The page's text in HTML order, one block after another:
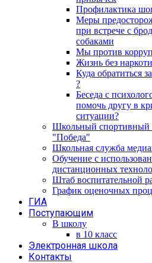
Профилактика
Меры
при встрече с
собаками
Мы против
Жизнь без
Куда обратиться
?
Беседа с
помочь другу в
ситуации?
Школьный спортивный
"Победа"
Школьная служба
Обучение с
дистанционных
Штаб воспитательной
График оценочных
ГИА
Поступающим
В школу
в 10 класс
Электронная школа
Контакты